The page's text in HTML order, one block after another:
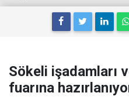
Sökeli işadamları
fuarına